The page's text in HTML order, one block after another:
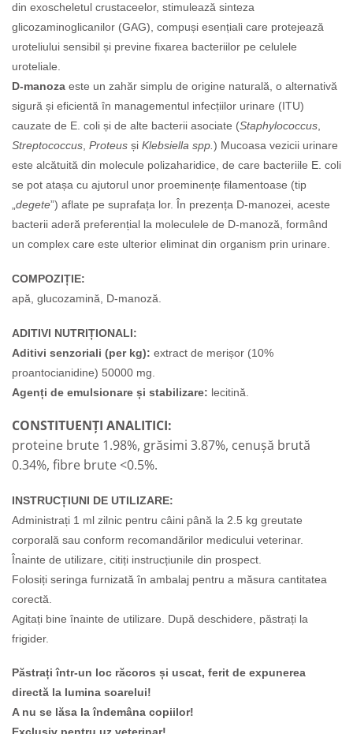
din exoscheletul crustaceelor, stimulează sinteza
glicozaminoglicanilor (GAG), compuși esențiali care protejează
uroteliului sensibil și previne fixarea bacteriilor pe celulele
uroteliale.
D-manoza este un zahăr simplu de origine naturală, o alternativă
sigură și eficientă în managementul infecțiilor urinare (ITU)
cauzate de E. coli și de alte bacterii asociate (Staphylococcus,
Streptococcus, Proteus și Klebsiella spp.) Mucoasa vezicii urinare
este alcătuită din molecule polizaharidice, de care bacteriile E. coli
se pot atașa cu ajutorul unor proeminențe filamentoase (tip
„degete”) aflate pe suprafața lor. În prezența D-manozei, aceste
bacterii aderă preferențial la moleculele de D-manoză, formând
un complex care este ulterior eliminat din organism prin urinare.
COMPOZIȚIE:
apă, glucozamină, D-manoză.
ADITIVI NUTRIȚIONALI:
Aditivi senzoriali (per kg): extract de merișor (10%
proantocianidine) 50000 mg.
Agenți de emulsionare și stabilizare: lecitină.
CONSTITUENȚI ANALITICI:
proteine brute 1.98%, grăsimi 3.87%, cenușă brută
0.34%, fibre brute <0.5%.
INSTRUCȚIUNI DE UTILIZARE:
Administrați 1 ml zilnic pentru câini până la 2.5 kg greutate
corporală sau conform recomandărilor medicului veterinar.
Înainte de utilizare, citiți instrucțiunile din prospect.
Folosiți seringa furnizată în ambalaj pentru a măsura cantitatea
corectă.
Agitați bine înainte de utilizare. După deschidere, păstrați la
frigider.
Păstrați într-un loc răcoros și uscat, ferit de expunerea
directă la lumina soarelui!
A nu se lăsa la îndemâna copiilor!